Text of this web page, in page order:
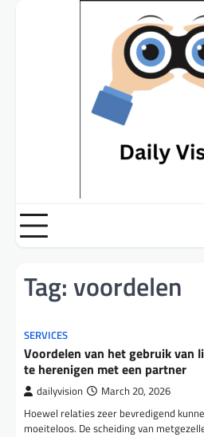
Tag:voordelen
SERVICES
Voordelen van het gebruik van
te herenigen met een partner
dailyvision March 20, 2026
Hoewel relaties zeer bevredigend
moeiteloos. De scheiding van